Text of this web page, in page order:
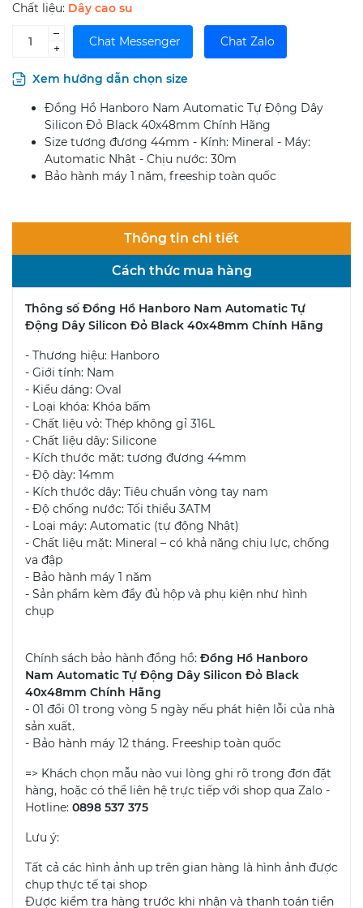
Chất liệu: Dây cao su
–
+
Chat Messenger Chat Zalo
Xem hướng dẫn chọn size
Đồng Hồ Hanboro Nam Automatic Tự Động Dây
Silicon Đỏ Black 40x48mm Chính Hãng
Size tương đương 44mm - Kính: Mineral - Máy:
Automatic Nhật - Chịu nước: 30m
Bảo hành máy 1 năm, freeship toàn quốc
Thông tin chi tiết
Cách thức mua hàng
Thông số Đồng Hồ Hanboro Nam Automatic Tự
Động Dây Silicon Đỏ Black 40x48mm Chính Hãng
- Thương hiệu: Hanboro
- Giới tính: Nam
- Kiểu dáng: Oval
- Loại khóa: Khóa bấm
- Chất liệu vỏ: Thép không gỉ 316L
- Chất liệu dây: Silicone
- Kích thước mặt: tương đương 44mm
- Độ dày: 14mm
- Kích thước dây: Tiêu chuẩn vòng tay nam
- Độ chống nước: Tối thiểu 3ATM
- Loại máy: Automatic (tự động Nhật)
- Chất liệu mặt: Mineral – có khả năng chịu lực, chống
va đập
- Bảo hành máy 1 năm
- Sản phẩm kèm đầy đủ hộp và phụ kiện như hình
chụp
Chính sách bảo hành đồng hồ: Đồng Hồ Hanboro
Nam Automatic Tự Động Dây Silicon Đỏ Black
40x48mm Chính Hãng
- 01 đổi 01 trong vòng 5 ngày nếu phát hiện lỗi của nhà
sản xuất.
- Bảo hành máy 12 tháng. Freeship toàn quốc
=> Khách chọn mẫu nào vui lòng ghi rõ trong đơn đặt
hàng, hoặc có thể liên hệ trực tiếp với shop qua Zalo -
Hotline: 0898 537 375
Lưu ý:
Tất cả các hình ảnh up trên gian hàng là hình ảnh được
chụp thực tế tại shop
Được kiểm tra hàng trước khi nhận và thanh toán tiền